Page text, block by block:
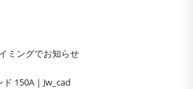
ミングでお知らせ
150A｜Jw_cad